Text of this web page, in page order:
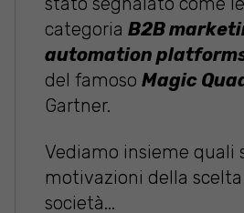
categoria B2B
automation
del famoso Magic
Gartner.
Vediamo insieme quali
motivazioni della
società...